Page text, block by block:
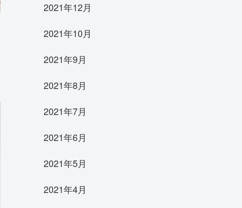
2021年12月
2021年10月
2021年9月
2021年8月
2021年7月
2021年6月
2021年5月
2021年4月